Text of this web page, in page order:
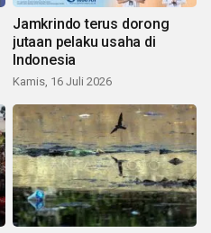
Jamkrindo terus dorong
jutaan pelaku usaha di
Indonesia
Kamis, 16 Juli 2026